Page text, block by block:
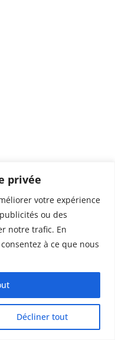
privée
votre expérience
ou des
notre trafic. En
à ce que nous
Décliner tout